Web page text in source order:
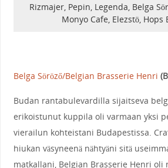
Rizmajer, Pepin, Legenda, Belga
Monyo Cafe, Elezstö, Hops
Belga Söröző/Belgian Brasserie Henri
Budan rantabulevardilla sijaitseva
erikoistunut kuppila oli varmaan yksi
vierailun kohteistani Budapestissa.
hiukan väsyneenä nähtyäni sitä
matkallani, Belgian Brasserie Henri oli